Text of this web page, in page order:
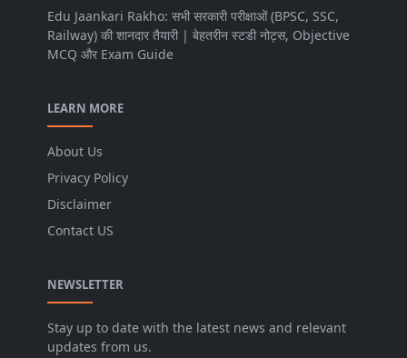
Edu Jaankari Rakho: सभी सरकारी परीक्षाओं (BPSC, SSC,
Railway) की शानदार तैयारी | बेहतरीन स्टडी नोट्स, Objective
MCQ और Exam Guide
LEARN MORE
About Us
Privacy Policy
Disclaimer
Contact US
NEWSLETTER
Stay up to date with the latest news and relevant
updates from us.